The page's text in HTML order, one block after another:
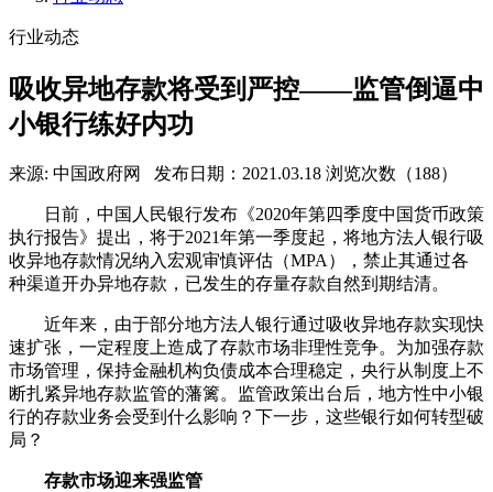
行业动态
吸收异地存款将受到严控——监管倒逼中
小银行练好内功
来源: 中国政府网 发布日期：2021.03.18 浏览次数（188）
日前，中国人民银行发布《2020年第四季度中国货币政策
执行报告》提出，将于2021年第一季度起，将地方法人银行吸
收异地存款情况纳入宏观审慎评估（MPA），禁止其通过各
种渠道开办异地存款，已发生的存量存款自然到期结清。
近年来，由于部分地方法人银行通过吸收异地存款实现快
速扩张，一定程度上造成了存款市场非理性竞争。为加强存款
市场管理，保持金融机构负债成本合理稳定，央行从制度上不
断扎紧异地存款监管的藩篱。监管政策出台后，地方性中小银
行的存款业务会受到什么影响？下一步，这些银行如何转型破
局？
存款市场迎来强监管